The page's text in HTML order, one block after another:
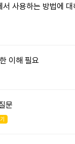
사용하는 방법에 대
이해 필요
문